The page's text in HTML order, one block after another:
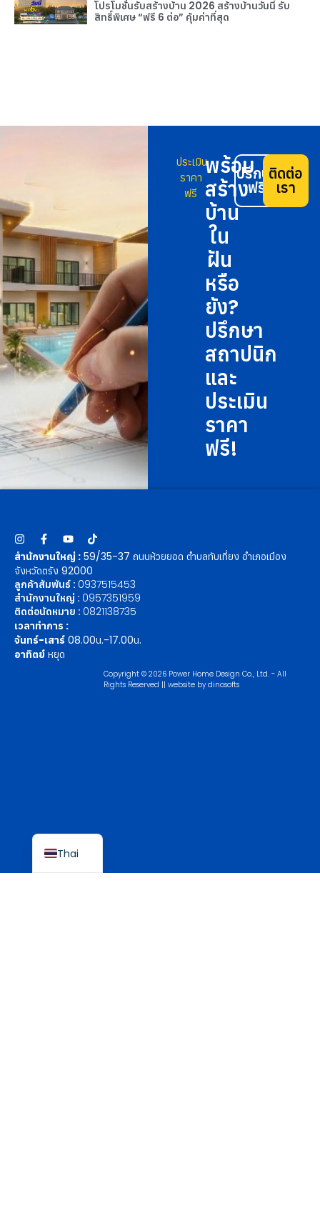
โปรโมชั่นรับสร้างบ้าน 2026 สร้างบ้านวันนี้ รับ
สิทธิ์พิเศษ “ฟรี 6 ต่อ” คุ้มค่าที่สุด
ประเมิน
ราคา
ฟรี
พร้อม
สร้าง
บ้าน
ใน
ฝัน
หรือ
ยัง?
ปรึกษา
สถาปนิก
และ
ประเมิน
ราคา
ฟรี!
ปรึกษา
ฟรี
ติดต่อ
เรา
Copyright © 2026 Power Home Design Co., Ltd. - All
Rights Reserved || website bydinosofts
เวลาทำการ :
จันทร์-เสาร์ 08.00น.-17.00น.
อาทิตย์ หยุด
ลูกค้าสัมพันธ์ : 0937515453
สำนักงานใหญ่ : 0957351959
ติดต่อนัดหมาย : 0821138735
สำนักงานใหญ่ : 59/35-37 ถนนห้วยยอด ตำบลทับเที่ยง อำเภอเมือง
จังหวัดตรัง 92000
Thai